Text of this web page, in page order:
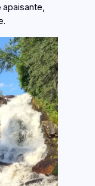
apaisante,